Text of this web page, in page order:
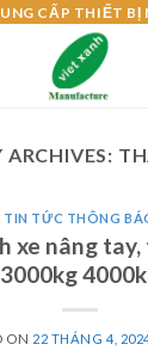
CẤP THIẾT BỊ
TIN TỨC THÔNG
xe nâng
ON 22 THÁNG 4,